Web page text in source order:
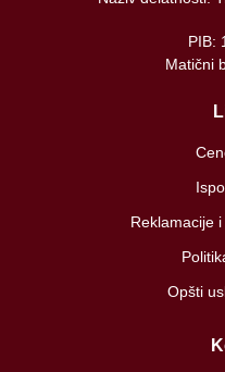
PIB:
Matični
Reklamacije
Opšti